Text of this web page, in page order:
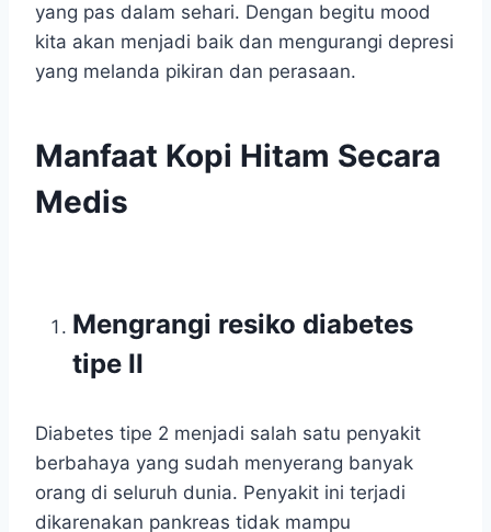
yang pas dalam sehari. Dengan begitu mood
kita akan menjadi baik dan mengurangi depresi
yang melanda pikiran dan perasaan.
Manfaat Kopi Hitam Secara
Medis
Mengrangi resiko diabetes
tipe II
Diabetes tipe 2 menjadi salah satu penyakit
berbahaya yang sudah menyerang banyak
orang di seluruh dunia. Penyakit ini terjadi
dikarenakan pankreas tidak mampu